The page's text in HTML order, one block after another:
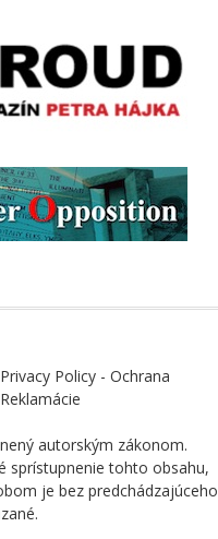
Privacy Policy - Ochrana
Reklamácie
autorským zákonom.
sprístupnenie tohto obsahu,
je bez predchádzajúceho